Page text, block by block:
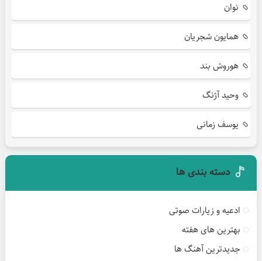
نوان
همایون شجریان
هوروش بند
وحید آژنگ
یوسف زمانی
دسته بندی ها
ادعیه و زیارات صوتی
بهترین های هفته
جدیدترین آهنگ ها